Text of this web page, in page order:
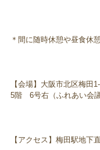
＊間に随時休憩や昼食休
【会場】大阪市北区梅田
5階 6号右（ふれあい会議
【アクセス】梅田駅地下